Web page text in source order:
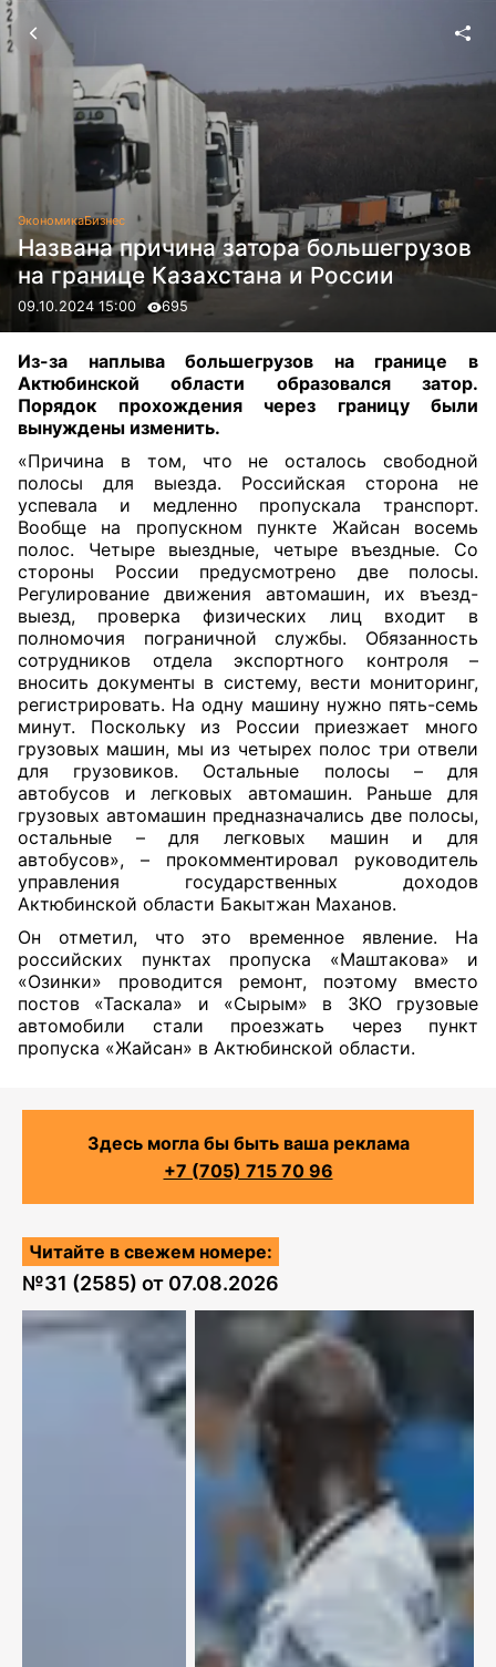
ЭкономикаБизнес
Названа причина затора большегрузов
на границе Казахстана и России
09.10.2024 15:00 695
Из-за наплыва большегрузов на границе в
Актюбинской области образовался затор.
Порядок прохождения через границу были
вынуждены изменить.
«Причина в том, что не осталось свободной
полосы для выезда. Российская сторона не
успевала и медленно пропускала транспорт.
Вообще на пропускном пункте Жайсан восемь
полос. Четыре выездные, четыре въездные. Со
стороны России предусмотрено две полосы.
Регулирование движения автомашин, их въезд-
выезд, проверка физических лиц входит в
полномочия пограничной службы. Обязанность
сотрудников отдела экспортного контроля –
вносить документы в систему, вести мониторинг,
регистрировать. На одну машину нужно пять-семь
минут. Поскольку из России приезжает много
грузовых машин, мы из четырех полос три отвели
для грузовиков. Остальные полосы – для
автобусов и легковых автомашин. Раньше для
грузовых автомашин предназначались две полосы,
остальные – для легковых машин и для
автобусов», – прокомментировал руководитель
управления государственных доходов
Актюбинской области Бакытжан Маханов.
Он отметил, что это временное явление. На
российских пунктах пропуска «Маштакова» и
«Озинки» проводится ремонт, поэтому вместо
постов «Таскала» и «Сырым» в ЗКО грузовые
автомобили стали проезжать через пункт
пропуска «Жайсан» в Актюбинской области.
Здесь могла бы быть ваша реклама
+7 (705) 715 70 96
Читайте в свежем номере:
№31 (2585) от 07.08.2026